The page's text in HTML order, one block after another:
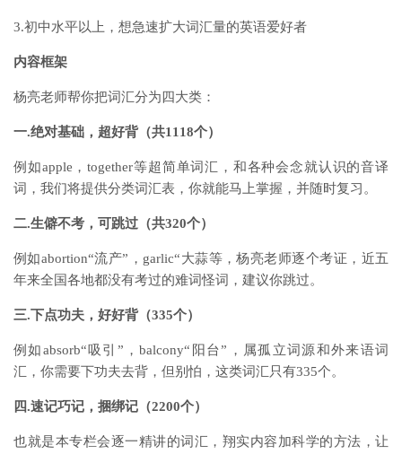
3.初中水平以上，想急速扩大词汇量的英语爱好者
内容框架
杨亮老师帮你把词汇分为四大类：
一.绝对基础，超好背（共1118个）
例如apple，together等超简单词汇，和各种会念就认识的音译
词，我们将提供分类词汇表，你就能马上掌握，并随时复习。
二.生僻不考，可跳过（共320个）
例如abortion“流产”，garlic“大蒜等，杨亮老师逐个考证，近五
年来全国各地都没有考过的难词怪词，建议你跳过。
三.下点功夫，好好背（335个）
例如absorb“吸引”，balcony“阳台”，属孤立词源和外来语词
汇，你需要下功夫去背，但别怕，这类词汇只有335个。
四.速记巧记，捆绑记（2200个）
也就是本专栏会逐一精讲的词汇，翔实内容加科学的方法，让